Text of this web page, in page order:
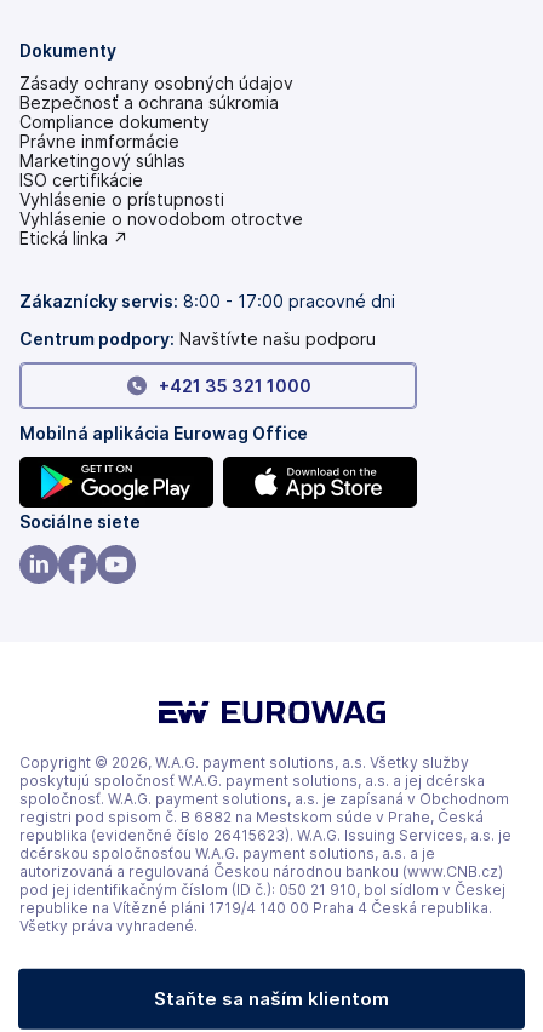
Dokumenty
Zásady ochrany osobných údajov
Bezpečnosť a ochrana súkromia
Compliance dokumenty
Právne inmformácie
Marketingový súhlas
ISO certifikácie
Vyhlásenie o prístupnosti
(otvoriť
s
Vyhlásenie o novodobom otroctve
(otvoriť
kartou)
Etická linka ↗
Zákaznícky servis: 8:00 - 17:00 pracovné dni
Centrum podpory: Navštívte našu podporu
+421 35 321 1000
Mobilná aplikácia Eurowag Office
(otvoriť
s
novou
Sociálne siete
Copyright © 2026, W.A.G. payment solutions, a.s. Všetky služby
poskytujú spoločnosť W.A.G. payment solutions, a.s. a jej dcérska
spoločnosť. W.A.G. payment solutions, a.s. je zapísaná v Obchodnom
registri pod spisom č. B 6882 na Mestskom súde v Prahe, Česká
republika (evidenčné číslo 26415623). W.A.G. Issuing Services, a.s. je
dcérskou spoločnosťou W.A.G. payment solutions, a.s. a je
autorizovaná a regulovaná Českou národnou bankou (www.CNB.cz)
pod jej identifikačným číslom (ID č.): 050 21 910, bol sídlom v Českej
republike na Vítězné pláni 1719/4 140 00 Praha 4 Česká republika.
Všetky práva vyhradené.
Staňte sa naším klientom